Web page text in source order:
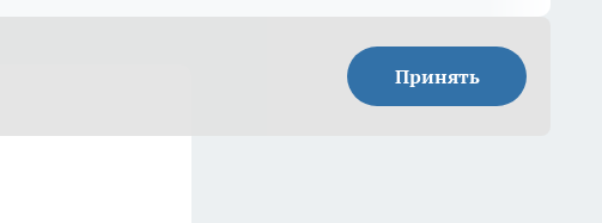
Принять